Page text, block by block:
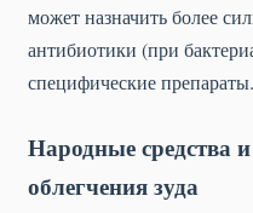
может назначить более
антибиотики (при
специфические препараты.
Народные средства
облегчения зуда